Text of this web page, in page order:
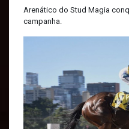
Arenático do Stud Magia
campanha.